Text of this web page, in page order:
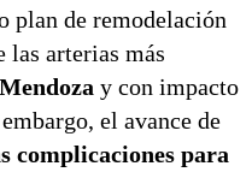
plan de remodelación
las arterias más
y con impacto
el avance de
complicaciones para